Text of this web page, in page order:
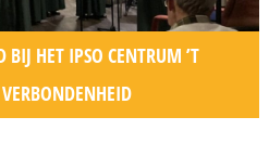
HET IPSO CENTRUM ’T